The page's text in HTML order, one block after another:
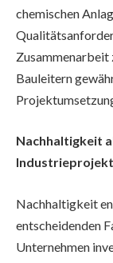
chemischen
Zusammenarbeit
Bauleitern
Nachhaltigkeit
Nachhaltigkeit
entscheidenden
Unternehmen